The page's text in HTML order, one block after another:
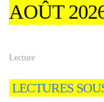
AOÛT
Lecture
LECTURES